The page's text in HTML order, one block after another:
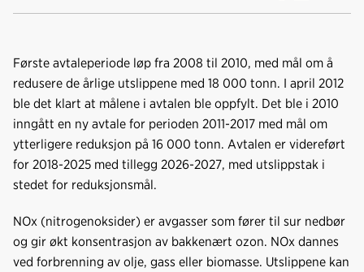
a
e
b
o
i
k
e
d
n
-
o
s
t
Første avtaleperiode løp fra 2008 til 2010, med mål om å
redusere de årlige utslippene med 18 000 tonn. I april 2012
ble det klart at målene i avtalen ble oppfylt. Det ble i 2010
inngått en ny avtale for perioden 2011-2017 med mål om
ytterligere reduksjon på 16 000 tonn. Avtalen er videreført
for 2018-2025 med tillegg 2026-2027, med utslippstak i
stedet for reduksjonsmål.
NOx (nitrogenoksider) er avgasser som fører til sur nedbør
og gir økt konsentrasjon av bakkenært ozon. NOx dannes
ved forbrenning av olje, gass eller biomasse. Utslippene kan